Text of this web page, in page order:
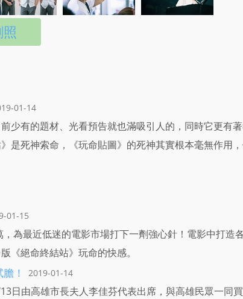
01-14
少有的題材、光看預告就也滿吸引人的，同時它更有
是死神索命，《玩命貼圖》的死神其實根本毫無作用
01-15
為最近低迷的電影市場打下一劑強心針！電影中打造
《絕命終結站》玩命的快感。
！ 2019-01-14
日由高雄市長夫人李佳芬代表出席，與高雄民眾一同